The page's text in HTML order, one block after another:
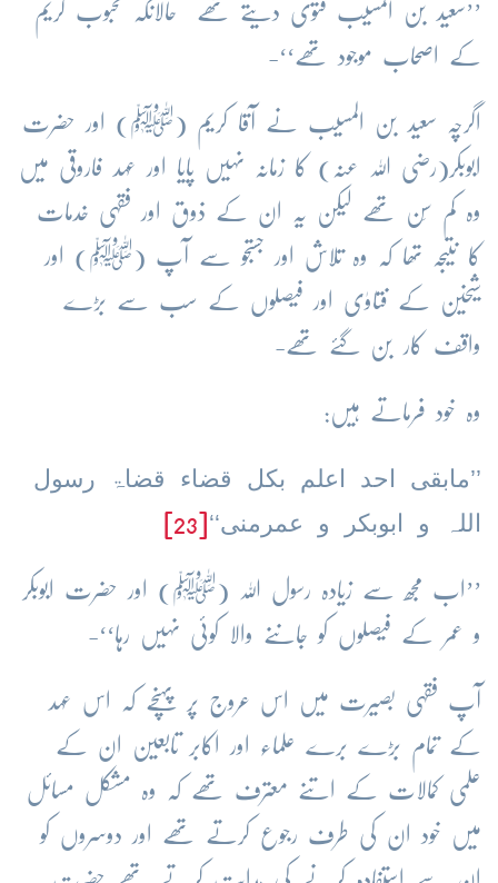
’’سعید بن المسیب فتوی دیتے تھے حالانکہ محبوب کریم
کے اصحاب موجود تھے‘‘-
اگرچہ سعید بن المسیب نے آقا کریم (ﷺ) اور حضرت
ابوبکر(رضی اللہ عنہ) کا زمانہ نہیں پایا اور عہد فاروقی میں
وہ کم سَن تھے لیکن یہ ان کے ذوق اور فقہی خدمات
کا نتیجہ تھا کہ وہ تلاش اور جستجو سے آپ (ﷺ) اور
شیخین کے فتاوٰی اور فیصلوں کے سب سے بڑے
واقف کار بن گئے تھے-
وہ خود فرماتے ہیں:
’’مابقی احد اعلم بکل قضاء قضاۃ رسول
اللہ و ابوبکر و عمرمنی‘‘
’’اب مجھ سے زیادہ رسول اللہ (ﷺ) اور حضرت ابوبکر
و عمر کے فیصلوں کو جاننے والا کوئی نہیں رہا‘‘-
آپ فقہی بصیرت میں اس عروج پر پہنچے کہ اس عہد
کے تمام بڑے برے علماء اور اکابر تابعین ان کے
علمی کمالات کے اتنے معترف تھے کہ وہ مشکل مسائل
میں خود ان کی طرف رجوع کرتے تھے اور دوسروں کو